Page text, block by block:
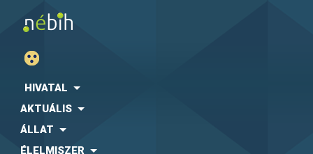
HIVATAL
AKTUÁLIS
ÁLLAT
ÉLELMISZER